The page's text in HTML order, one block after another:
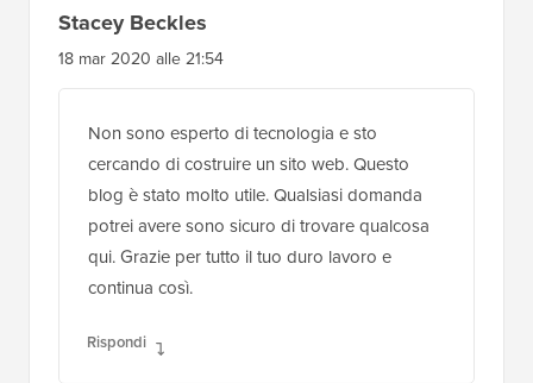
Stacey Beckles
18 mar 2020 alle 21:54
Non sono esperto di tecnologia e sto
cercando di costruire un sito web. Questo
blog è stato molto utile. Qualsiasi domanda
potrei avere sono sicuro di trovare qualcosa
qui. Grazie per tutto il tuo duro lavoro e
continua così.
Rispondi